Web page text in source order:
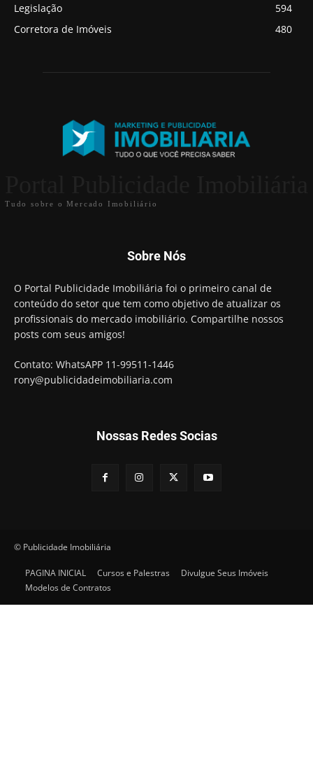
Legislação
594
Corretora de Imóveis
480
Tudo sobre o Mercado Imobiliário
Sobre Nós
O Portal Publicidade Imobiliária foi o primeiro canal de
conteúdo do setor que tem como objetivo de atualizar os
profissionais do mercado imobiliário. Compartilhe nossos
posts com seus amigos!
Contato: WhatsAPP 11-99511-1446
rony@publicidadeimobiliaria.com
Nossas Redes Socias
© Publicidade Imobiliária
PAGINA INICIAL Cursos e Palestras
Divulgue Seus Imóveis
Modelos de Contratos